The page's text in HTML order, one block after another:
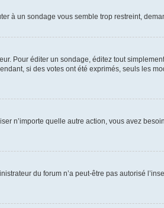
à un sondage vous semble trop restreint,
Pour éditer un sondage, éditez tout
si des votes ont été exprimés, seuls les
n’importe quelle autre action, vous avez
du forum n’a peut-être pas autorisé